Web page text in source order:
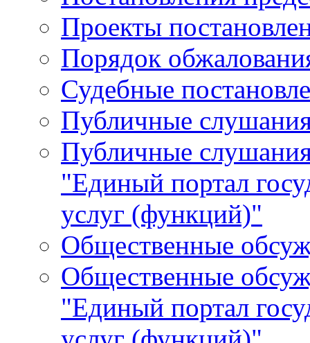
Проекты
Порядок
Судебные
Публичные
Публичные
"Единый портал
услуг (функций)"
Общественные
Общественные
"Единый портал